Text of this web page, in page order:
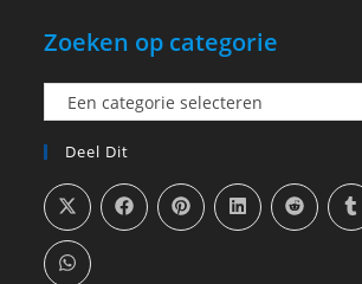
Zoeken op categorie
Een
categorie
selecteren
Deel Dit